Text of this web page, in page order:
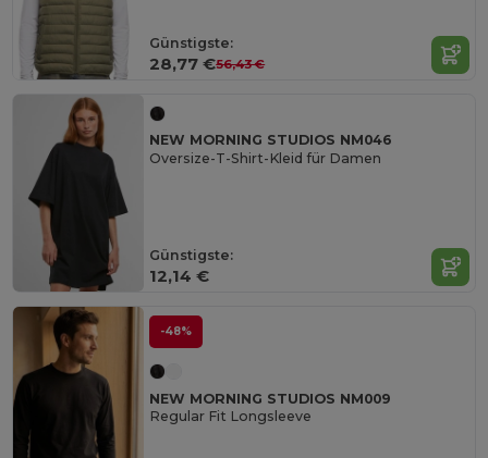
Günstigste:
28,77 €56,43 €
NEW MORNING STUDIOS NM046
Oversize-T-Shirt-Kleid für Damen
Günstigste:
12,14 €
-48%
NEW MORNING STUDIOS NM009
Regular Fit Longsleeve